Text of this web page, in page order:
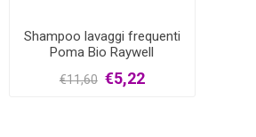
Shampoo lavaggi frequenti
Poma Bio Raywell
€11,60 €5,22